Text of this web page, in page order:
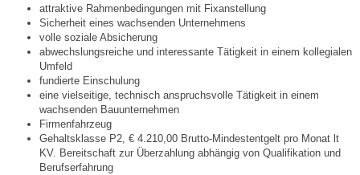
attraktive Rahmenbedingungen mit Fixanstellung
Sicherheit eines wachsenden Unternehmens
volle soziale Absicherung
abwechslungsreiche und interessante Tätigkeit in einem kollegialen
Umfeld
fundierte Einschulung
eine vielseitige, technisch anspruchsvolle Tätigkeit in einem
wachsenden Bauunternehmen
Firmenfahrzeug
Gehaltsklasse P2, € 4.210,00 Brutto-Mindestentgelt pro Monat lt
KV. Bereitschaft zur Überzahlung abhängig von Qualifikation und
Berufserfahrung